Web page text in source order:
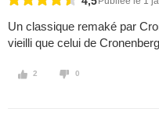
Un classique remaké par
vieilli que celui de
2 0